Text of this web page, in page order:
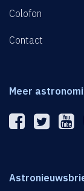
Colofon
Contact
Meer